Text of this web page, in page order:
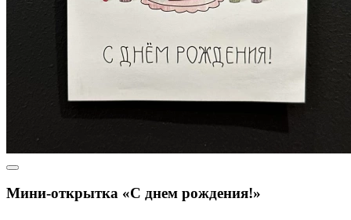
Мини-открытка «С днем рождения!»